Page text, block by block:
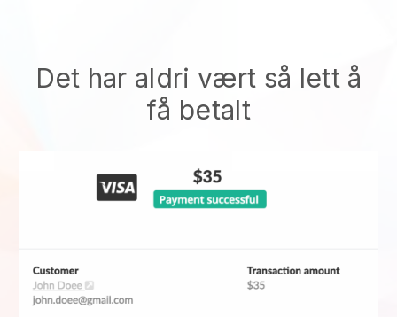
Det har aldri vært så lett å
få betalt